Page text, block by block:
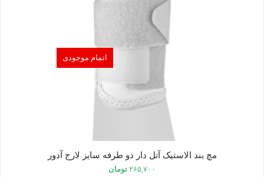
اتمام موجودی
مچ بند الاستیک آتل دار دو طرفه سایز لارج آدور
۲۶۵,۷۰۰ تومان